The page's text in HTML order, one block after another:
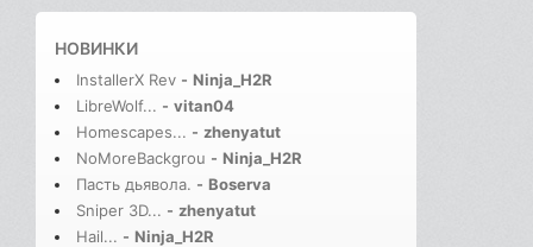
НОВИНКИ
InstallerX Rev - Ninja_H2R
LibreWolf... - vitan04
Homescapes... - zhenyatut
NoMoreBackgrou - Ninja_H2R
Пасть дьявола. - Boserva
Sniper 3D... - zhenyatut
Hail... - Ninja_H2R